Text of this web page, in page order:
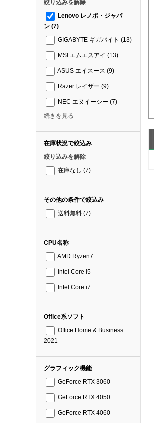
絞り込みを解除
Lenovo レノボ・ジャパ
ン (7)
GIGABYTE ギガバイト (13)
MSI エムエスアイ (13)
ASUS エイスース (9)
Razer レイザー (9)
NEC エヌイーシー (7)
続きを見る
在庫状況で絞込み
絞り込みを解除
在庫なし (7)
その他の条件で絞込み
送料無料 (7)
CPU名称
AMD Ryzen7
Intel Core i5
Intel Core i7
Office系ソフト
Office Home & Business
2021
グラフィック機能
GeForce RTX 3060
GeForce RTX 4050
GeForce RTX 4060